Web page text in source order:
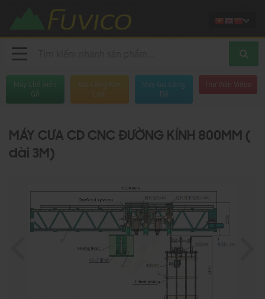
Máy Chế Biến
Gỗ
Gia Công Kim
Loại
Máy Gia Công
Đá
Thư Viện Video
MÁY CƯA CD CNC ĐƯỜNG KÍNH 800MM (
dài 3M)